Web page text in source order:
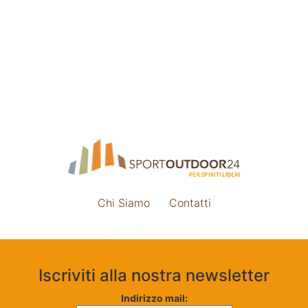
Chi Siamo Contatti
Iscriviti alla nostra newsletter
Indirizzo mail: